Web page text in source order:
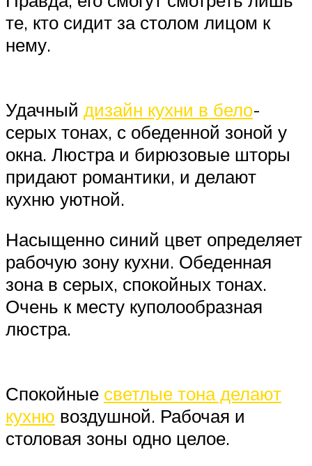
те, кто сидит за столом лицом к
нему.
Удачный дизайн кухни в бело-
серых тонах, с обеденной зоной у
окна. Люстра и бирюзовые шторы
придают романтики, и делают
кухню уютной.
Насыщенно синий цвет определяет
рабочую зону кухни. Обеденная
зона в серых, спокойных тонах.
Очень к месту куполообразная
люстра.
Спокойные светлые тона делают
кухню воздушной. Рабочая и
столовая зоны одно целое.